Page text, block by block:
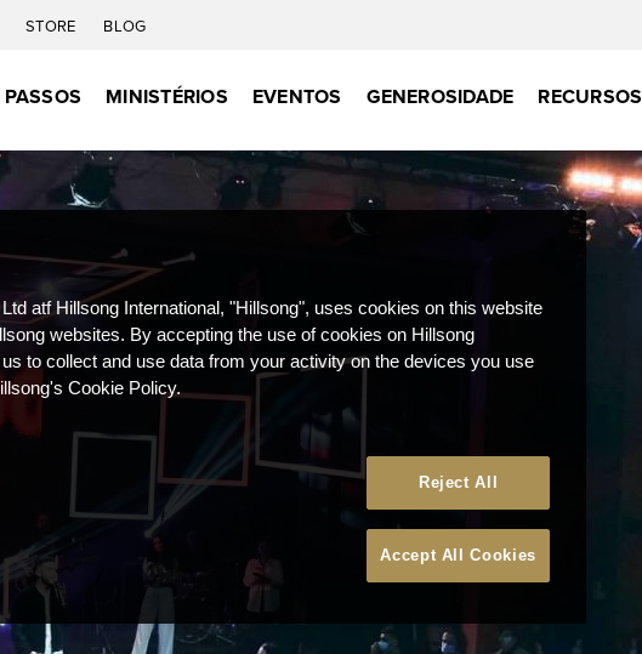
STORE BLOG
MINISTÉRIOS EVENTOS GENEROSIDADE RECURSOS
atf Hillsong International, "Hillsong", uses cookies on this website
websites. By accepting the use of cookies on Hillsong
to collect and use data from your activity on the devices you use
Cookie Policy.
Reject All
Accept All Cookies